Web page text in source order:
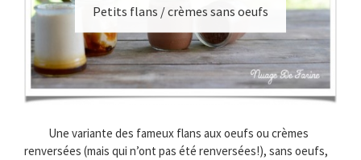
Petits flans / crèmes sans oeufs
Une variante des fameux flans aux oeufs ou crèmes
renversées (mais qui n’ont pas été renversées!), sans oeufs,